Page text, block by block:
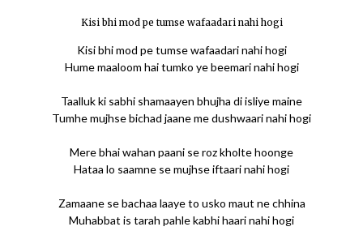
Kisi bhi mod pe tumse wafaadari nahi hogi
Kisi bhi mod pe tumse wafaadari nahi hogi
Hume maaloom hai tumko ye beemari nahi hogi
Taalluk ki sabhi shamaayen bhujha di isliye maine
Tumhe mujhse bichad jaane me dushwaari nahi hogi
Mere bhai wahan paani se roz kholte hoonge
Hataa lo saamne se mujhse iftaari nahi hogi
Zamaane se bachaa laaye to usko maut ne chhina
Muhabbat is tarah pahle kabhi haari nahi hogi